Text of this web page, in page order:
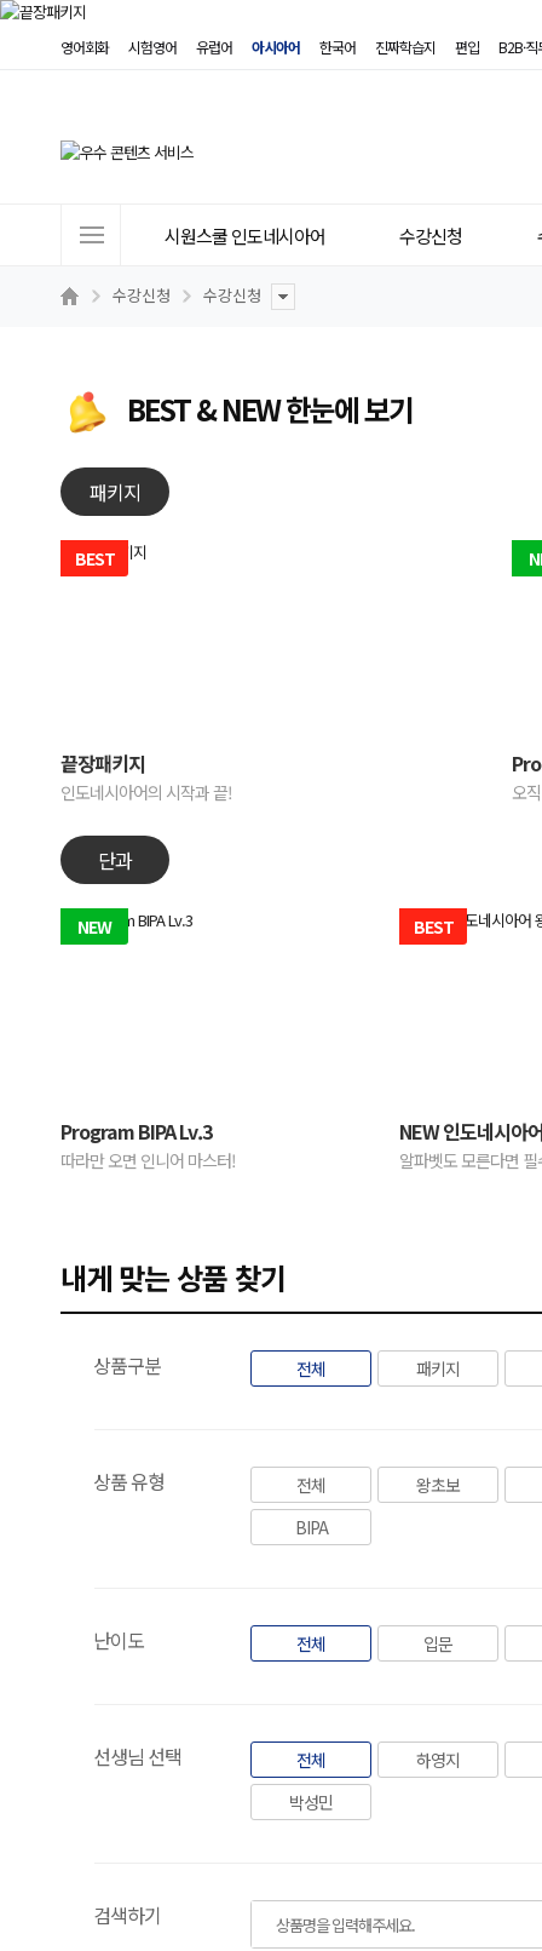
영어회화 시험영어 유럽어 아시아어 한국어 진짜학습지 편입 B2B·
트
시원스쿨 인도네시아어 수강신청
수강신청 수강신청
BEST & NEW 한눈에 보기
패키지
BEST
끝장패키지
인도네시아어의 시작과 끝! 오
단과
NEW
Program BIPA Lv.3
따라만 오면 인니어 마스터!
BEST
NEW 인도네시아
알파벳도 모른다면
내게 맞는 상품 찾기
상품구분 전체 패키지
상품 유형 전체
왕초보
BIPA
난이도 전체 입문
선생님 선택 전체
하영지
박성민
검색하기